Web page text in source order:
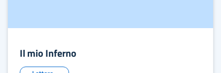
Il mio Inferno